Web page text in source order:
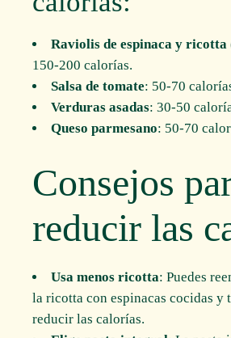
Raviolis de espinaca y ricotta
150-200 calorías.
Salsa de tomate: 50-70
Verduras asadas: 30-50
Queso parmesano: 50-70
Consejos
reducir las
Usa menos ricotta: Puedes
la ricotta con espinacas cocidas y
reducir las calorías.